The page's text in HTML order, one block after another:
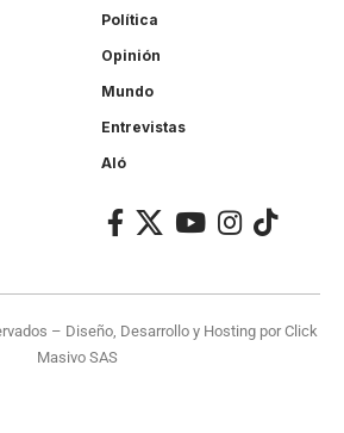
Política
Opinión
Mundo
Entrevistas
Aló
– Diseño, Desarrollo y Hosting porClick
Masivo SAS